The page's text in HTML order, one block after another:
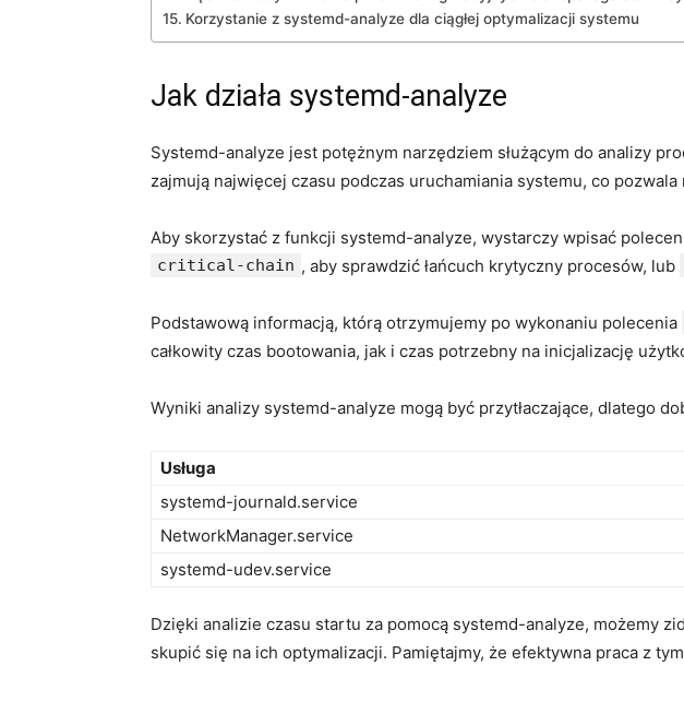
Korzystanie z systemd-analyze dla ciągłej ​optymalizacji ‍systemu
Jak działa systemd-analyze
Systemd-analyze jest potężnym narzędziem ‌służącym do analizy
zajmują najwięcej czasu podczas uruchamiania systemu, co
Aby skorzystać z funkcji systemd-analyze, wystarczy wpisać
critical-chain , aby sprawdzić łańcuch krytyczny procesów, lub
Podstawową informacją, którą ​otrzymujemy po wykonaniu polecenia
całkowity czas bootowania, jak i czas ⁤potrzebny na ⁤inicjalizację
Wyniki analizy systemd-analyze⁣ mogą‌ być przytłaczające, dlatego
Usługa
systemd-journald.service
NetworkManager.service
systemd-udev.service
Dzięki⁤ analizie czasu startu ⁣za pomocą systemd-analyze, możemy
skupić się na⁣ ich optymalizacji. Pamiętajmy, że efektywna praca z